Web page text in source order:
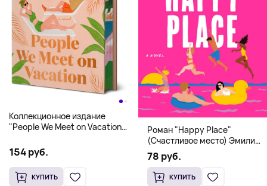
Коллекционное издание
"People We Meet on Vacation"
Hardcover
154 руб.
КУПИТЬ
Роман "Happy Place"
(Счастливое место) Эмили
Генри | Твердый переплет
78 руб.
КУПИТЬ